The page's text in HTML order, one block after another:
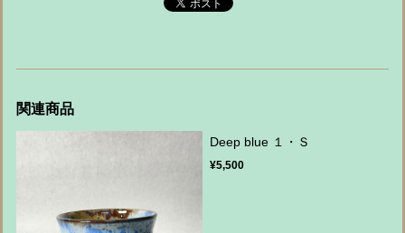
関連商品
Deep blue １・Ｓ
¥5,500